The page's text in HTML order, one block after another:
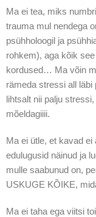
Ma ei tea, miks
trauma mul nendega
psühholoogil ja
rohkem), aga kõik
kordused… Ma võin
rämeda stressi all läbi
lihtsalt nii palju
mõeldagiiii.
Ma ei ütle, et kavad
edulugusid näinud ja
mulle saabunud on,
USKUGE KÕIKE,
Ma ei taha ega viitsi